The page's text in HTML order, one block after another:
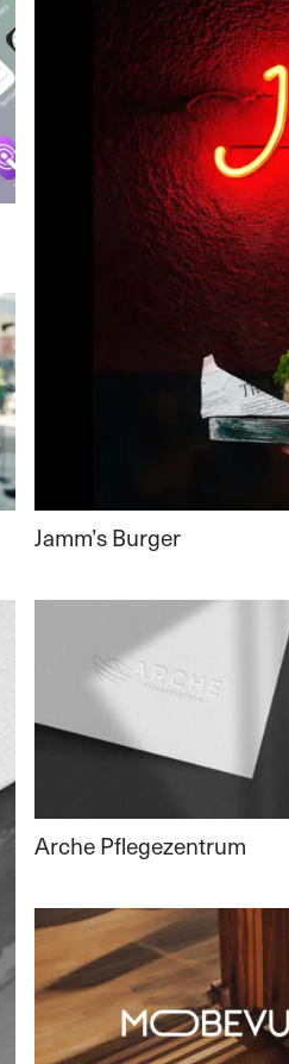
Jamm’s Burger
Arche Pflegezentrum